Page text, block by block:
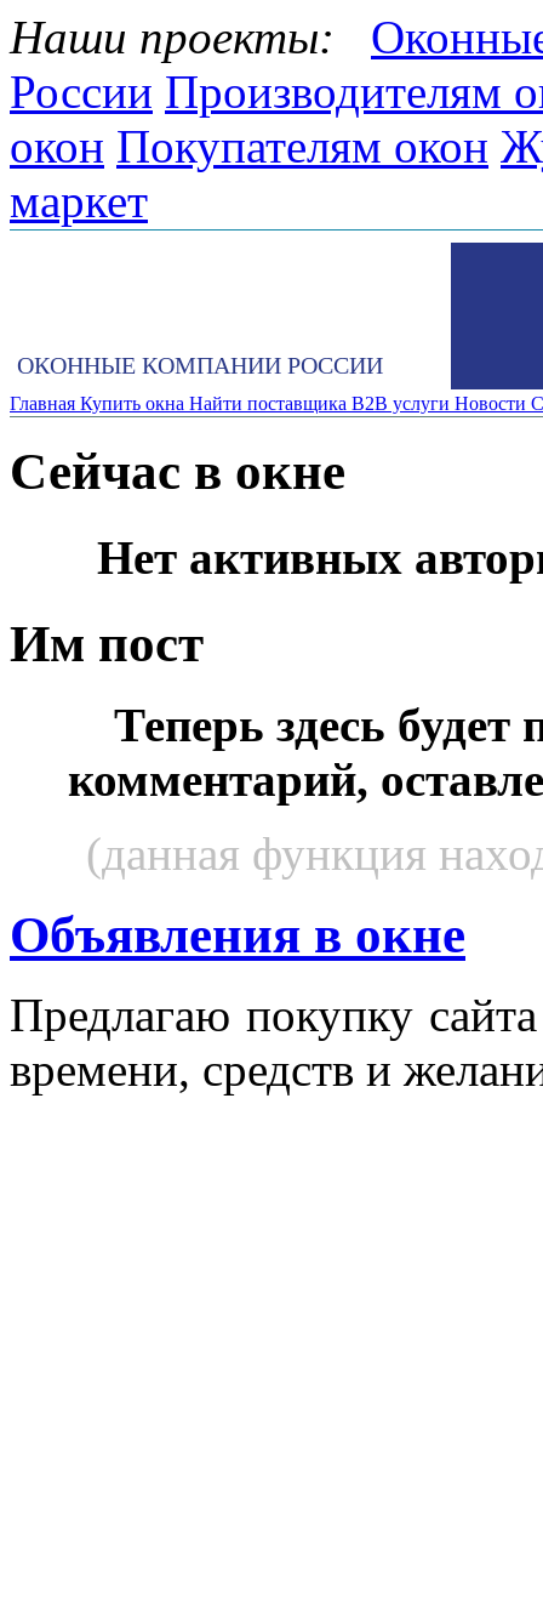
Наши проекты:
России Производителям
окон Покупателям окон
маркет
ОКОННЫЕ КОМПАНИИ РОССИИ
Главная Купить окна Найти поставщика B2B услуги Новости
Сейчас в окне
Нет активных
Им пост
Теперь здесь будет
комментарий,
(данная функция
Объявления в окне
Пред­ла­гаю по­куп­ку
вре­мени, средств и